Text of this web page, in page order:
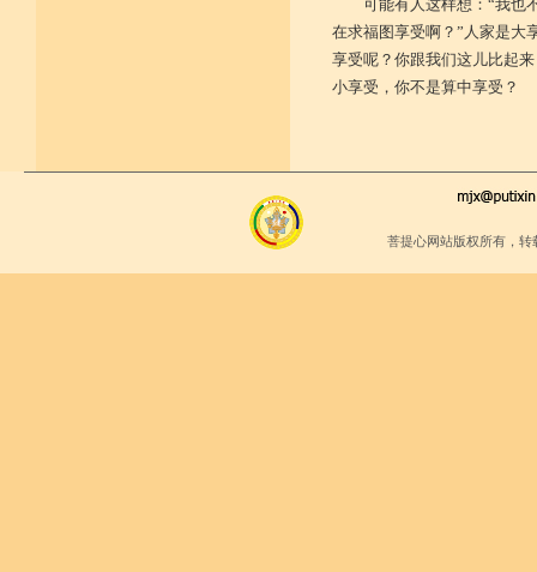
可能有人这样想：“我也
在求福图享受啊？”人家是大
享受呢？你跟我们这儿比起
小享受，你不是算中享受？
菩提心网站版权所有，